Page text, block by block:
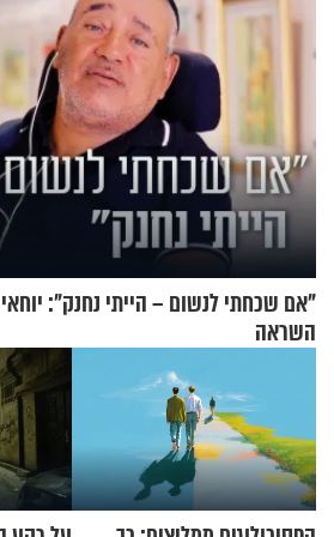
"אם שכחתי לנשום – הייתי נחנק": יוחאי
השראה